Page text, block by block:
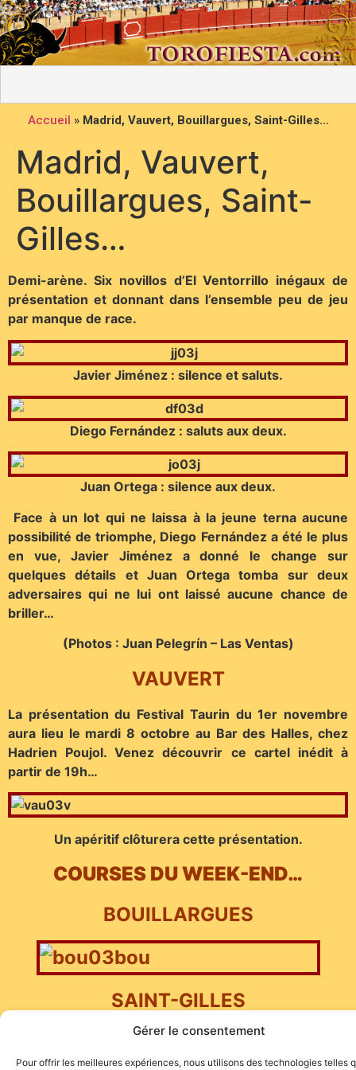
Gérer le consentement
Pour offrir les meilleures expériences, nous utilisons des technologies telles
Accueil » Madrid, Vauvert, Bouillargues, Saint-Gilles…
Madrid, Vauvert,
Bouillargues, Saint-
Gilles…
Demi-arène. Six novillos d’El Ventorrillo inégaux de
présentation et donnant dans l’ensemble peu de jeu
par manque de race.
Javier Jiménez : silence et saluts.
Diego Fernández : saluts aux deux.
Juan Ortega : silence aux deux.
Face à un lot qui ne laissa à la jeune terna aucune
possibilité de triomphe, Diego Fernández a été le plus
en vue, Javier Jiménez a donné le change sur
quelques détails et Juan Ortega tomba sur deux
adversaires qui ne lui ont laissé aucune chance de
briller…
(Photos : Juan Pelegrín – Las Ventas)
VAUVERT
La présentation du Festival Taurin du 1er novembre
aura lieu le mardi 8 octobre au Bar des Halles, chez
Hadrien Poujol. Venez découvrir ce cartel inédit à
partir de 19h…
Un apéritif clôturera cette présentation.
COURSES DU WEEK-END…
BOUILLARGUES
SAINT-GILLES